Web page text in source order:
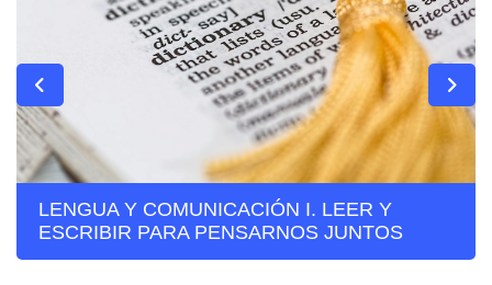
LENGUA Y COMUNICACIÓN I. LEER Y
ESCRIBIR PARA PENSARNOS JUNTOS